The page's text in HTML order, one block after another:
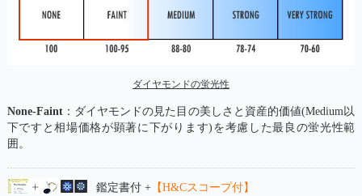
ダイヤモンドの蛍光性
None-Faint：ダイヤモンドの見た目の美しさと資産的価値(Medium以
下ですと相場価格が顕著に下がります)を考慮した最良の蛍光性範
囲。
鑑定書付 +【H&Cスコープ付】